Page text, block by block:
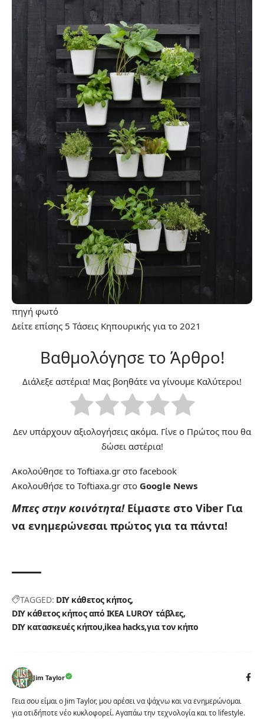
πηγή φωτό
Δείτε επίσης 5 Τάσεις Κηπουρικής για το 2021
Βαθμολόγησε το Άρθρο!
Διάλεξε αστέρια! Μας βοηθάτε να γίνουμε Καλύτεροι!
Δεν υπάρχουν αξιολογήσεις ακόμα. Γίνε ο Πρώτος που θα
δώσει αστέρια!
Ακολούθησε το Toftiaxa.gr στο facebook
Ακολουθήσε το Toftiaxa.gr στο Google News
Μπες στην κοινότητα! Είμαστε στο Viber Για
να ενημερώνεσαι πρώτος για τα πάντα!
TAGGED: DIY κάθετος κήπος
DIY κάθετος κήπος από IKEA LUROY τάβλες
DIY κατασκευές κήπου ikea hacksγια τον κήπο
Jim Taylor
Γεια σου είμαι ο Jim Taylor, μου αρέσει να ψάχνω και να ενημερώνομαι
για οτιδήποτε νέο κυκλοφορεί. Αγαπάω την τεχνολογία και το lifestyle.